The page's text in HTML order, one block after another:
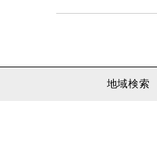
地域検索